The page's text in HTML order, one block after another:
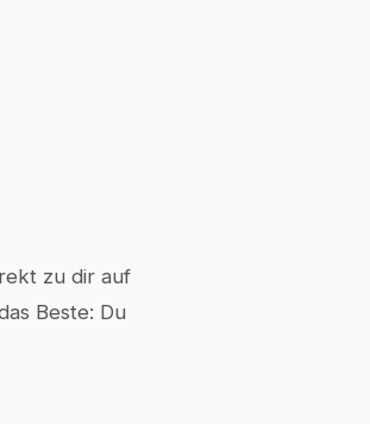
zu dir auf
Beste: Du